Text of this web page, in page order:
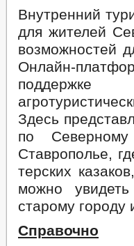
Внутренний
для жителей
возможностей
Онлайн-
поддержке
Здесь
по
Ставрополье,
терских
можно
старому городу
Справочно